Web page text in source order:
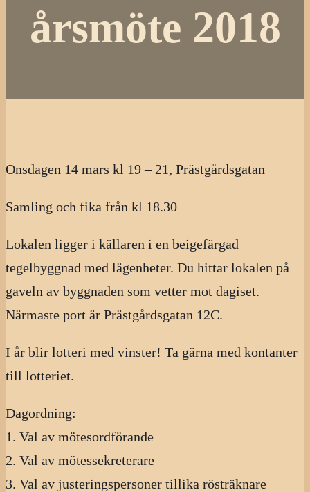
årsmöte 2018
Onsdagen 14 mars kl 19 – 21, Prästgårdsgatan
Samling och fika från kl 18.30
Lokalen ligger i källaren i en beigefärgad
tegelbyggnad med lägenheter. Du hittar lokalen på
gaveln av byggnaden som vetter mot dagiset.
Närmaste port är Prästgårdsgatan 12C.
I år blir lotteri med vinster! Ta gärna med kontanter
till lotteriet.
Dagordning:
1. Val av mötesordförande
2. Val av mötessekreterare
3. Val av justeringspersoner tillika rösträknare